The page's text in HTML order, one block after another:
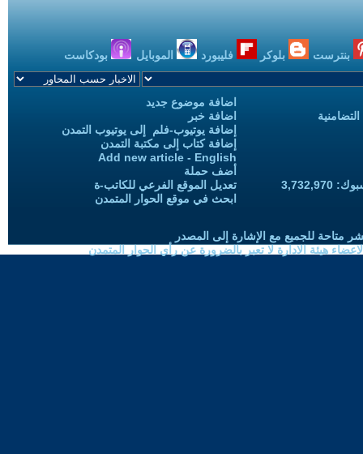
بنترست بلوكر فليبورد الموبايل بودكاست
اضافة موضوع جديد
اضافة خبر
إضافة يوتيوب-فلم إلى يوتيوب التمدن
إضافة كتاب إلى مكتبة التمدن
Add new article - English
أضف حملة
تعديل الموقع الفرعي للكاتب-ة
ابحث في موقع الحوار المتمدن
متاحة للجميع مع الإشارة إلى المصدر
هيئة الادارة لا تعبر بالضرورة عن رأي الحوار المتمدن